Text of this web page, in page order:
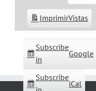
Subscribe
in
Google
Subscribe
iCal
ImprimirVistas